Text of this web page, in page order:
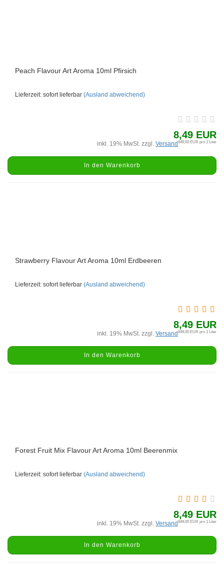
Peach Flavour Art Aroma 10ml Pfirsich
Lieferzeit: sofort lieferbar (Ausland abweichend)
8,49 EUR
849,00 EUR pro 1 Liter
inkl. 19% MwSt. zzgl. Versand
In den Warenkorb
Strawberry Flavour Art Aroma 10ml Erdbeeren
Lieferzeit: sofort lieferbar (Ausland abweichend)
8,49 EUR
849,00 EUR pro 1 Liter
inkl. 19% MwSt. zzgl. Versand
In den Warenkorb
Forest Fruit Mix Flavour Art Aroma 10ml Beerenmix
Lieferzeit: sofort lieferbar (Ausland abweichend)
8,49 EUR
849,00 EUR pro 1 Liter
inkl. 19% MwSt. zzgl. Versand
In den Warenkorb